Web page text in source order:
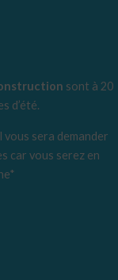
sont à 20
d’été.
sera demander
car vous serez en